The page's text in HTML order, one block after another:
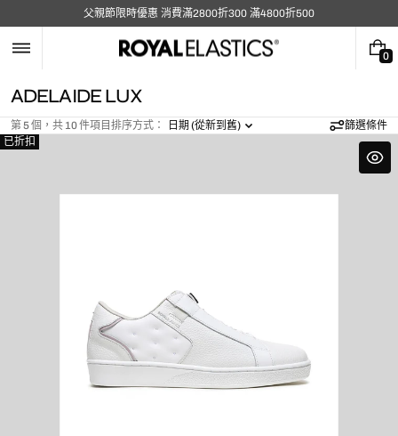
父親節限時優惠 消費滿2800折300 滿4800折500
0
0
系
列
:
ADELAIDE LUX
第 5 個，共 10 件項目 排序方式： 日期 (從新到舊)
篩選條件
已折扣